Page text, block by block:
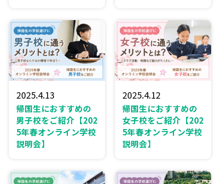
2025.4.13
帰国生におすすめの
男子校をご紹介【202
5年春オンライン学校
説明会】
2025.4.12
帰国生におすすめの
女子校をご紹介【202
5年春オンライン学校
説明会】